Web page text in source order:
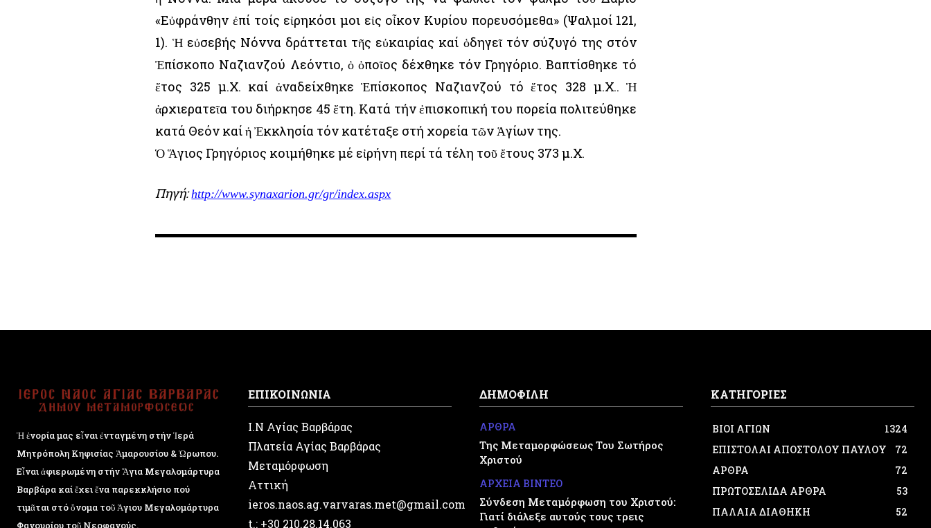
«Εὐφράνθην ἐπί τοίς εἰρηκόσι μοι εἰς οἶκον Κυρίου πορευσόμεθα» (Ψαλμοί 121,
1). Ἡ εὐσεβής Νόννα δράττεται τῆς εὐκαιρίας καί ὁδηγεῖ τόν σύζυγό της στόν
Ἐπίσκοπο Ναζιανζού Λεόντιο, ὁ ὁποῖος δέχθηκε τόν Γρηγόριο. Βαπτίσθηκε τό
ἔτος 325 μ.Χ. καί ἀναδείχθηκε Ἐπίσκοπος Ναζιανζού τό ἔτος 328 μ.Χ.. Ἡ
ἀρχιερατεῖα του διήρκησε 45 ἔτη. Κατά τήν ἐπισκοπική του πορεία πολιτεύθηκε
κατά Θεόν καί ἡ Ἐκκλησία τόν κατέταξε στή χορεία τῶν Ἁγίων της.
Ὁ Ἅγιος Γρηγόριος κοιμήθηκε μέ εἰρήνη περί τά τέλη τοῦ ἔτους 373 μ.Χ.
Πηγή:http://www.synaxarion.gr/gr/index.aspx
Ἡ ἐνορία μας εἶναι ἐνταγμένη στήν Ἱερά
Μητρόπολη Κηφισίας Ἁμαρουσίου & Ὠρωπου.
Εἶναι ἀφιερωμένη στήν Ἅγια Μεγαλομάρτυρα
Βαρβάρα καί ἔχει ἕνα παρεκκλήσιο πού
τιμᾶται στό ὄνομα τοῦ Ἁγιου Μεγαλομάρτυρα
Φανουρίου τοῦ Νεοφανούς.
ΕΠΙΚΟΙΝΩΝΙΑ
Ι.Ν Αγίας Βαρβάρας
Πλατεία Αγίας Βαρβάρας
Μεταμόρφωση
Αττική
ieros.naos.ag.varvaras.met@gmail.com
t.: +30 210.28.14.063
ΔΗΜΟΦΙΛΗ
ΑΡΘΡΑ
Της Μεταμορφώσεως Του Σωτήρος
Χριστού
ΑΡΧΕΙΑ ΒΙΝΤΕΟ
Σύνδεση Μεταμόρφωση του Χριστού:
Γιατί διάλεξε αυτούς τους τρεις
ΚΑΤΗΓΟΡΙΕΣ
ΒΙΟΙ ΑΓΙΩΝ
1324
ΕΠΙΣΤΟΛΑΙ ΑΠΟΣΤΟΛΟΥ ΠΑΥΛΟΥ
72
ΑΡΘΡΑ
72
ΠΡΩΤΟΣΕΛΙΔΑ ΑΡΘΡΑ
53
ΠΑΛΑΙΑ ΔΙΑΘΗΚΗ
52